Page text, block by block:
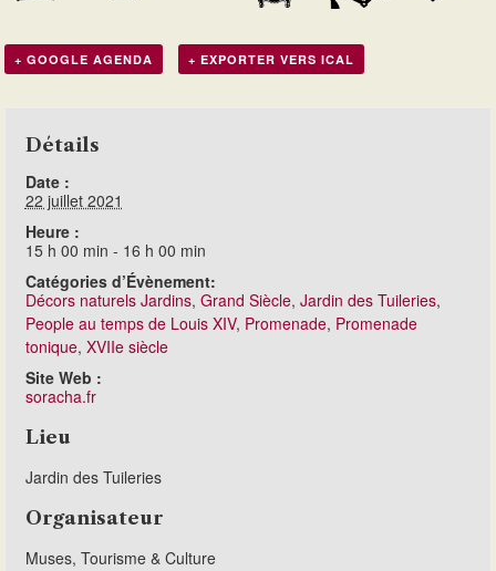
+ GOOGLE AGENDA + EXPORTER VERS ICAL
Détails
Date :
22 juillet 2021
Heure :
15 h 00 min - 16 h 00 min
Catégories d’Évènement:
Décors naturels Jardins, Grand Siècle, Jardin des Tuileries,
People au temps de Louis XIV, Promenade, Promenade
tonique, XVIIe siècle
Site Web :
soracha.fr
Lieu
Jardin des Tuileries
Organisateur
Muses, Tourisme & Culture